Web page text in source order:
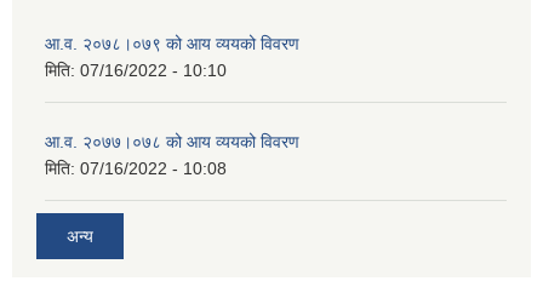
आ.व. २०७८।०७९ को आय व्ययको विवरण
मिति: 07/16/2022 - 10:10
आ.व. २०७७।०७८ को आय व्ययको विवरण
मिति: 07/16/2022 - 10:08
अन्य